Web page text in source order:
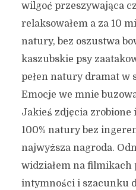
wilgoć przeszywająca
relaksowałem a za 10
natury, bez oszustwa
kaszubskie psy
pełen natury dramat w
Emocje we mnie
Jakieś zdjęcia zrobione
100% natury bez
najwyższa nagroda.
widziałem na filmikach
intymności i szacunku